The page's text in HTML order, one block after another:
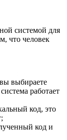
системой для
что человек
выбираете
работает
код, это
код и